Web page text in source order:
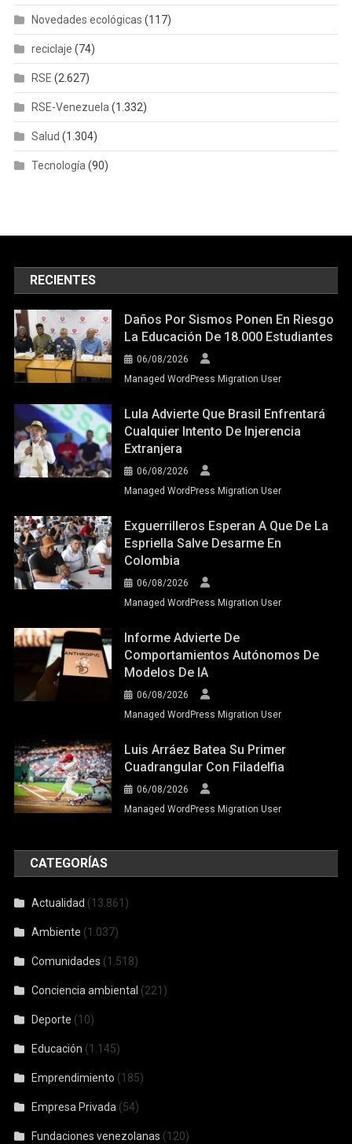
Novedades ecológicas (117)
reciclaje (74)
RSE (2.627)
RSE-Venezuela(1.332)
Salud (1.304)
Tecnología(90)
RECIENTES
Daños Por Sismos Ponen En Riesgo
La Educación De 18.000 Estudiantes
06/08/2026
Managed WordPress Migration User
Lula Advierte Que Brasil Enfrentará
Cualquier Intento De Injerencia
Extranjera
06/08/2026
Managed WordPress Migration User
Exguerrilleros Esperan A Que De La
Espriella Salve Desarme En
Colombia
06/08/2026
Managed WordPress Migration User
Informe Advierte De
Comportamientos Autónomos De
Modelos De IA
06/08/2026
Managed WordPress Migration User
Luis Arráez Batea Su Primer
Cuadrangular Con Filadelfia
06/08/2026
Managed WordPress Migration User
CATEGORÍAS
Actualidad (13.861)
Ambiente (1.037)
Comunidades (1.518)
Conciencia ambiental (221)
Deporte (10)
Educación (1.145)
Emprendimiento (185)
Empresa Privada (54)
Fundaciones venezolanas (120)